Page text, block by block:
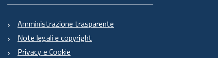
Amministrazione trasparente
Note legali e copyright
Privacy e Cookie